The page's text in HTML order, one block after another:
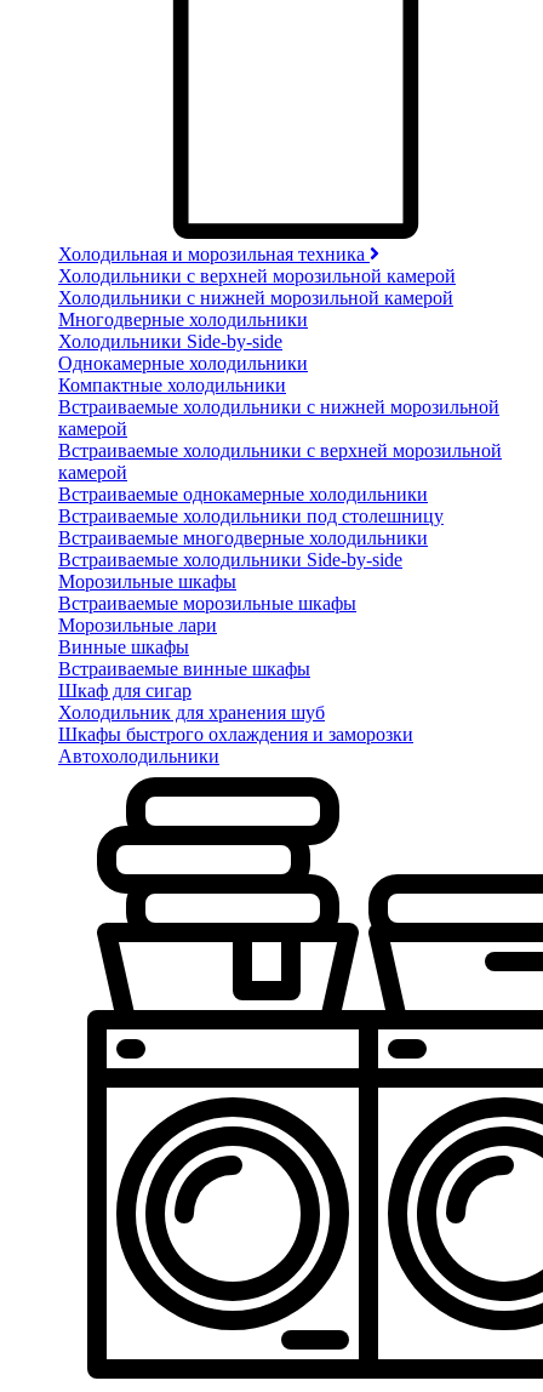
Холодильная и морозильная техника
Холодильники с верхней морозильной камерой
Холодильники с нижней морозильной камерой
Многодверные холодильники
Холодильники Side-by-side
Однокамерные холодильники
Компактные холодильники
Встраиваемые холодильники с нижней морозильной
камерой
Встраиваемые холодильники с верхней морозильной
камерой
Встраиваемые однокамерные холодильники
Встраиваемые холодильники под столешницу
Встраиваемые многодверные холодильники
Встраиваемые холодильники Side-by-side
Морозильные шкафы
Встраиваемые морозильные шкафы
Морозильные лари
Винные шкафы
Встраиваемые винные шкафы
Шкаф для сигар
Холодильник для хранения шуб
Шкафы быстрого охлаждения и заморозки
Автохолодильники